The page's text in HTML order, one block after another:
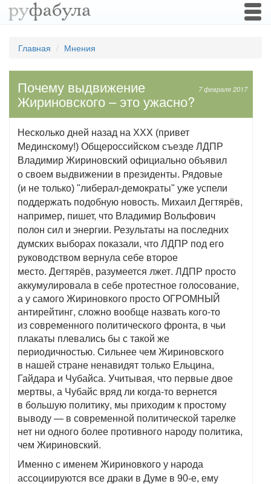
Главная Мнения
7 февраля 2017
Почему выдвижение
Жириновского – это ужасно?
Несколько дней назад на XXX (привет
Мединскому!) Общероссийском съезде ЛДПР
Владимир Жириновский официально объявил
о своем выдвижении в президенты. Рядовые
(и не только) "либерал-демократы" уже успели
поддержать подобную новость. Михаил Дегтярёв,
например, пишет, что Владимир Вольфович
полон сил и энергии. Результаты на последних
думских выборах показали, что ЛДПР под его
руководством вернула себе второе
место. Дегтярёв, разумеется лжет. ЛДПР просто
аккумулировала в себе протестное голосование,
а у самого Жириновкого просто ОГРОМНЫЙ
антирейтинг, сложно вообще назвать кого-то
из современного политического фронта, в чьи
плакаты плевались бы с такой же
периодичностью. Сильнее чем Жириновского
в нашей стране ненавидят только Ельцина,
Гайдара и Чубайса. Учитывая, что первые двое
мертвы, а Чубайс вряд ли когда-то вернется
в большую политику, мы приходим к простому
выводу — в современной политической тарелке
нет ни одного более противного народу политика,
чем Жириновский.
Именно с именем Жириновкого у народа
ассоциируются все драки в Думе в 90-е, ему